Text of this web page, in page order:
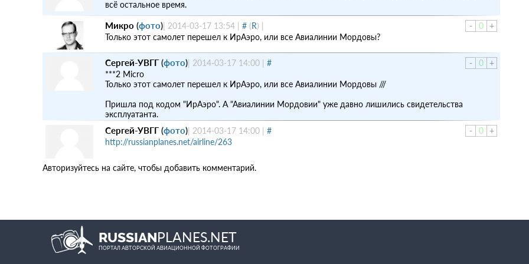
всё остальное время.
- 0 +
Микро (фото)| 2014-03-17 13:54 | # (R) |
Только этот самолет перешел к ИрАэро, или все Авиалинии Мордовы?
- 0 +
Сергей-УВГГ (фото)| 2014-03-17 14:00 | #
***2 Micro
Только этот самолет перешел к ИрАэро, или все Авиалинии Мордовы ///
Пришла под кодом "ИрАэро". А "Авиалинии Мордовии" уже давно лишились свидетельства
эксплуатанта.
-
0 +
Сергей-УВГГ (фото)| 2014-03-17 14:00 | #
http://russianplanes.net/airline/263
Авторизуйтесь на сайте, чтобы добавить комментарий.
RUSSIANPLANES.NET
ПОРТАЛ АВТОРСКОЙ АВИАЦИОННОЙ ФОТОГРАФИИ